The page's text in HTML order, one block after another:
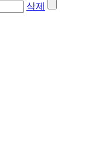
삭제